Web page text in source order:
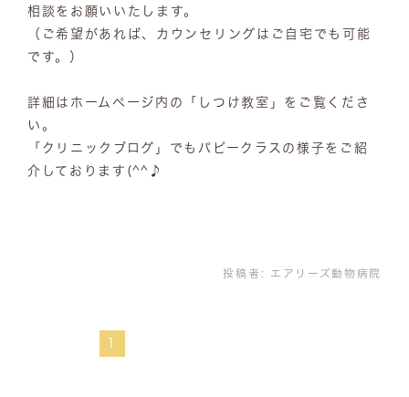
相談をお願いいたします。
（ご希望があれば、カウンセリングはご自宅でも可能
です。）
詳細はホームページ内の「しつけ教室」をご覧くださ
い。
「クリニックブログ」でもパピークラスの様子をご紹
介しております(^^♪
投稿者: エアリーズ動物病院
1